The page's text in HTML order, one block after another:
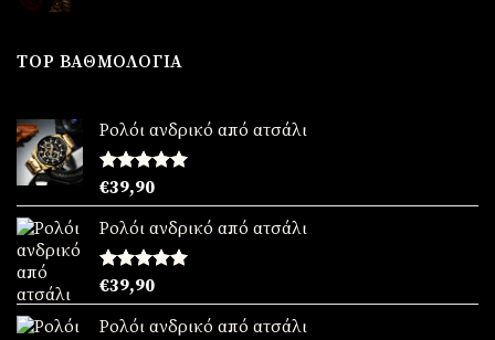
€49,90.
TOP ΒΑΘΜΟΛΟΓΊΑ
Ρολόι ανδρικό από ατσάλι
Βαθμολογήθηκε
με5.00
από 5
€39,90
Ρολόι ανδρικό από ατσάλι
Βαθμολογήθηκε
με5.00
από 5
€39,90
Ρολόι ανδρικό από ατσάλι